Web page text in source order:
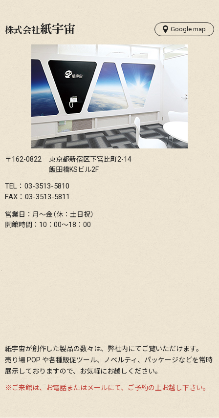
株式会社紙宇宙 Google map
〒162-0822
東京都新宿区下宮比町2-14
飯田橋KSビル2F
TEL：03-3513-5810
FAX：03-3513-5811
営業日：月〜金（休：土日祝）
開館時間：10：00〜18：00
紙宇宙が創作した製品の数々は、弊社内にてご覧いただけます。
売り場 POP や各種販促ツール、ノベルティ、パッケージなどを常時
展⽰しておりますので、お気軽にお越しください。
※ご来館は、お電話またはメールにて、ご予約の上お越し下さい。